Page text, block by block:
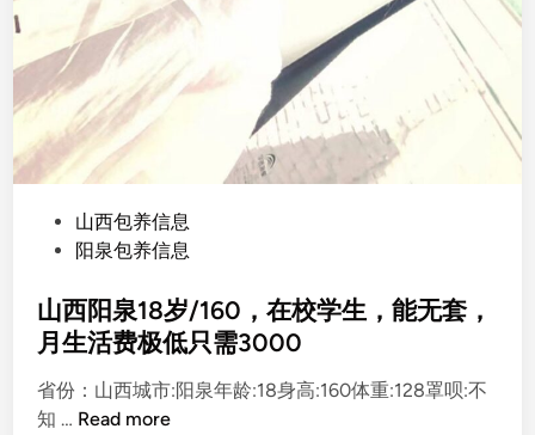
t
e
i
n
山西包养信息
阳泉包养信息
山西阳泉18岁/160，在校学生，能无套，
月生活费极低只需3000
省份：山西城市:阳泉年龄:18身高:160体重:128罩呗:不
知 … 山
Read more